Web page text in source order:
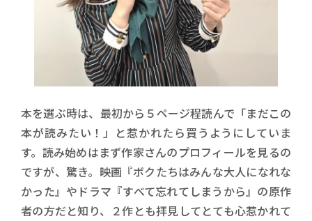
本を選ぶ時は、最初から５ページ程読んで「まだこの
本が読みたい！」と惹かれたら買うようにしていま
す。読み始めはまず作家さんのプロフィールを見るの
ですが、驚き。映画『ボクたちはみんな大人になれな
かった』やドラマ『すべて忘れてしまうから』の原作
者の方だと知り、２作とも拝見してとても心惹かれて